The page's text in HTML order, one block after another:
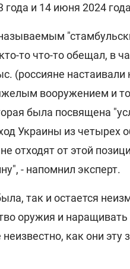
и 14 июня 2024
то что-то обещал, в
(россияне настаивали
вооружением и
была посвящена
Украины из четырех
отходят от этой
- напомнил эксперт.
так и остается
оружия и
как они эту